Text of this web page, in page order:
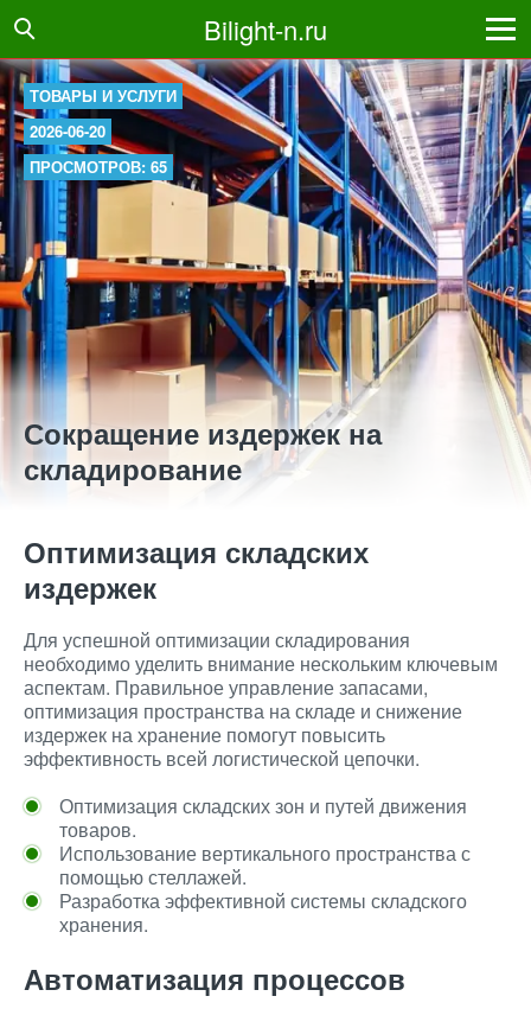
Bilight-n.ru
ТОВАРЫ И УСЛУГИ
2026-06-20
ПРОСМОТРОВ: 65
Сокращение издержек на
складирование
Оптимизация складских
издержек
Для успешной оптимизации складирования
необходимо уделить внимание нескольким ключевым
аспектам. Правильное управление запасами,
оптимизация пространства на складе и снижение
издержек на хранение помогут повысить
эффективность всей логистической цепочки.
Оптимизация складских зон и путей движения
товаров.
Использование вертикального пространства с
помощью стеллажей.
Разработка эффективной системы складского
хранения.
Автоматизация процессов